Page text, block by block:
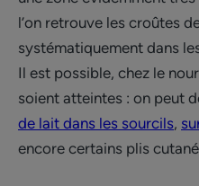
l’on retrouve les croûtes
systématiquement dans
Il est possible, chez le
soient atteintes : on peut
de lait dans les sourcils,
encore certains plis